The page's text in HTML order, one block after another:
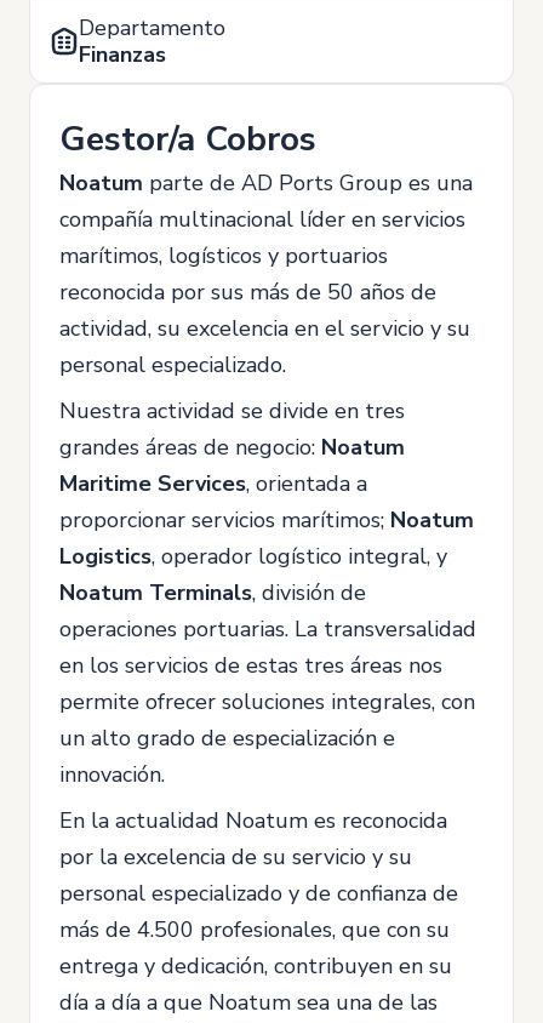
Departamento
Finanzas
Gestor/a Cobros
Noatum parte de AD Ports Group es una
compañía multinacional líder en servicios
marítimos, logísticos y portuarios
reconocida por sus más de 50 años de
actividad, su excelencia en el servicio y su
personal especializado.
Nuestra actividad se divide en tres
grandes áreas de negocio: Noatum
Maritime Services, orientada a
proporcionar servicios marítimos; Noatum
Logistics, operador logístico integral, y
Noatum Terminals, división de
operaciones portuarias. La transversalidad
en los servicios de estas tres áreas nos
permite ofrecer soluciones integrales, con
un alto grado de especialización e
innovación.
En la actualidad Noatum es reconocida
por la excelencia de su servicio y su
personal especializado y de confianza de
más de 4.500 profesionales, que con su
entrega y dedicación, contribuyen en su
día a día a que Noatum sea una de las